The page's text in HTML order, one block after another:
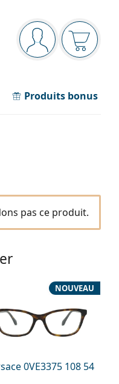
Barre de navigation
Vous êtesVotre
Produits bonus
pas ce produit.
0VE3375 108 54
NOUVEAU